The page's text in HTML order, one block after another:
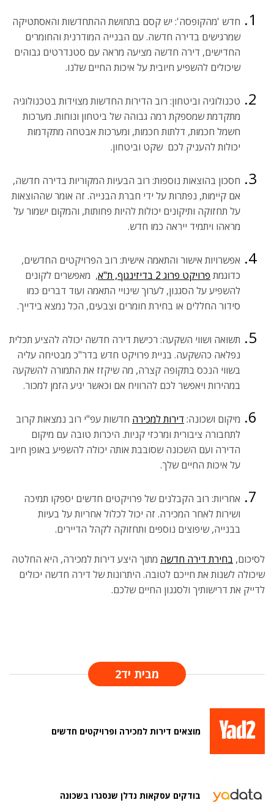
חדש 'מהקופסה': יש קסם בתחושת ההתחדשות והאסתטיקה
שמרגישים בדירה חדשה. עם הבנייה המודרנית והחומרים
החדישים, דירה חדשה מציעה מראה עם סטנדרטים גבוהים
שיכולים להשפיע חיובית על איכות החיים שלנו.
טכנולוגיה וביטחון: רוב הדירות החדשות מצוידות בטכנולוגיה
מתקדמת שמספקת רמה גבוהה של ביטחון ונוחות. מערכות
חשמל חכמות, דלתות חכמות, ומערכות אבטחה מתקדמות
יכולות להעניק לכם שקט וביטחון.
חסכון בהוצאות נוספות: רוב הבעיות המקוריות בדירה חדשה,
אם קיימות, נפתרות על ידי חברת הבנייה. זה אומר שההוצאות
על תחזוקה ותיקונים יכולות להיות פחותות, והמקום ישמור על
מראהו ויתמיד ייראה כמו חדש.
אפשרויות אישור והתאמה אישית: רוב הפרויקטים החדשים,
כדוגמת פרויקט פרוג 2 בדיזינגוף, ת"א
, מאפשרים לקונים
להשפיע על הסגנון, לערוך שינויי התאמה ועוד דברים כמו
סידור החללים או בחירת חומרים וצבעים, הכל נמצא בידייך.
תשואה ושווי השקעה: רכישת דירה חדשה יכולה להציע תכלית
נפלאה כהשקעה. בניית פרויקט חדש בדר"כ מבטיחה עליה
בשווי הנכס בתקופה קצרה, מה שיקזז את התמורה להשקעה
במהירות ויאפשר לכם להרוויח אם וכאשר יגיע הזמן למכור.
מיקום ושכונה: דירות למכירה חדשות עפ"י רוב נמצאות קרוב
לתחבורה ציבורית ומרכזי קניות. היכרות טובה עם מיקום
הדירה ועם השכונה שסובבת אותה יכולה להשפיע באופן חיוב
על איכות החיים שלך.
אחריות: רוב הקבלנים של פרויקטים חדשים יספקו תמיכה
ושירות לאחר המכירה. זה יכול לכלול אחריות על בעיות
בבנייה, שיפוצים נוספים ותחזוקה לקהל הדיירים.
לסיכום, בחירת דירה חדשה מתוך היצע דירות למכירה, היא החלטה
שיכולה לשנות את חייכם לטובה. היתרונות של דירה חדשה יכולים
לדייק את דרישותיך ולסגנון החיים שלכם.
מבית יד2
מוצאים דירות למכירה ופרויקטים חדשים
בודקים עסקאות נדלן שנסגרו בשכונה